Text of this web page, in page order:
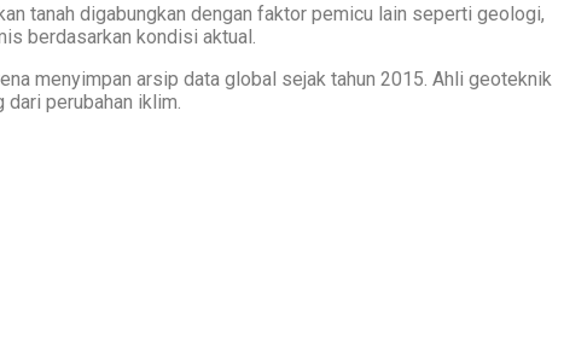
tanah digabungkan dengan faktor pemicu lain seperti geologi,
berdasarkan kondisi aktual.
menyimpan arsip data global sejak tahun 2015. Ahli geoteknik
perubahan iklim.